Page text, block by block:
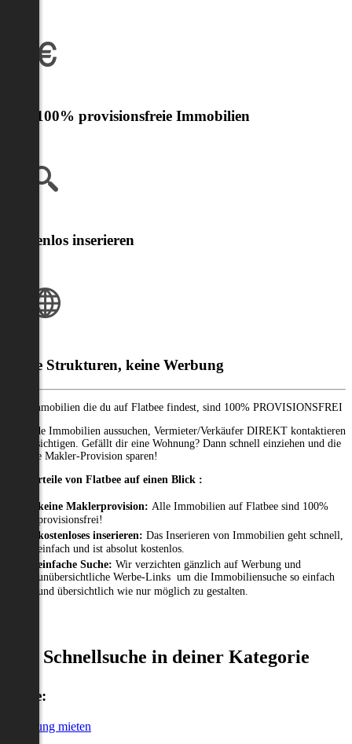
Nur 100% provisionsfreie Immobilien
Kostenlos inserieren
Klare Strukturen, keine Werbung
Alle Immobilien die du auf Flatbee findest, sind 100% PROVISIONSFREI
Passende Immobilien aussuchen, Vermieter/Verkäufer DIREKT kontaktieren
und besichtigen. Gefällt dir eine Wohnung? Dann schnell einziehen und die
gesamte Makler-Provision sparen!
Die Vorteile von Flatbee auf einen Blick :
keine Maklerprovision: Alle Immobilien auf Flatbee sind 100%
provisionsfrei!
kostenloses inserieren: Das Inserieren von Immobilien geht schnell,
einfach und ist absolut kostenlos.
einfache Suche: Wir verzichten gänzlich auf Werbung und
unübersichtliche Werbe-Links um die Immobiliensuche so einfach
und übersichtlich wie nur möglich zu gestalten.
Schnellsuche in deiner Kategorie
Miete:
Wohnung mieten